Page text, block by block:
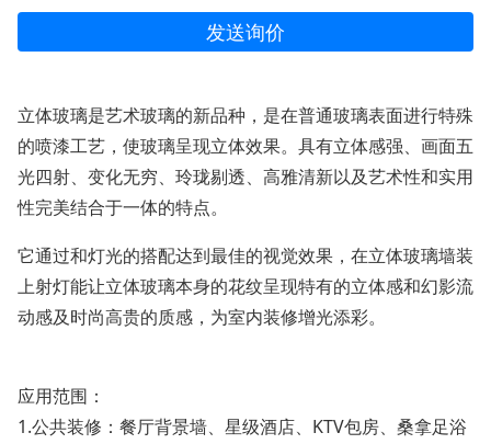
发送询价
立体玻璃是艺术玻璃的新品种，是在普通玻璃表面进行特殊
的喷漆工艺，使玻璃呈现立体效果。具有立体感强、画面五
光四射、变化无穷、玲珑剔透、高雅清新以及艺术性和实用
性完美结合于一体的特点。
它通过和灯光的搭配达到最佳的视觉效果，在立体玻璃墙装
上射灯能让立体玻璃本身的花纹呈现特有的立体感和幻影流
动感及时尚高贵的质感，为室内装修增光添彩。
应用范围：
1.公共装修：餐厅背景墙、星级酒店、KTV包房、桑拿足浴